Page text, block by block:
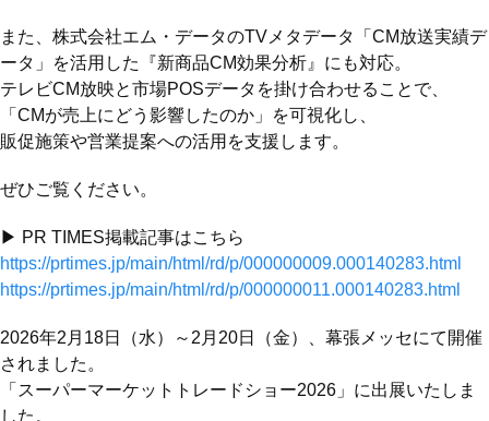
また、株式会社エム・データのTVメタデータ「CM放送実績デ
ータ」を活用した『新商品CM効果分析』にも対応。
テレビCM放映と市場POSデータを掛け合わせることで、
「CMが売上にどう影響したのか」を可視化し、
販促施策や営業提案への活用を支援します。
ぜひご覧ください。
▶ PR TIMES掲載記事はこちら
https://prtimes.jp/main/html/rd/p/000000009.000140283.html
https://prtimes.jp/main/html/rd/p/000000011.000140283.html
2026年2月18日（水）～2月20日（金）、幕張メッセにて開催
されました。
「スーパーマーケットトレードショー2026」に出展いたしま
した。